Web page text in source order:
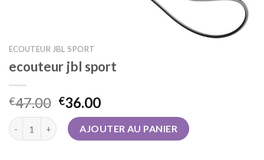
ECOUTEUR JBL SPORT
ecouteur jbl sport
€47.00 €36.00
quantité de ecouteur jbl sportAJOUTER AU PANIER